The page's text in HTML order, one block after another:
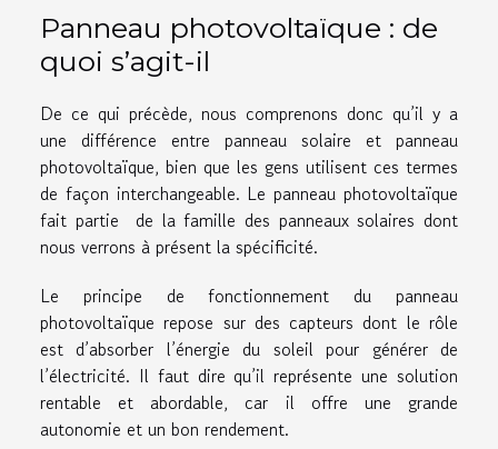
Panneau photovoltaïque : de
quoi s’agit-il
De ce qui précède, nous comprenons donc qu’il y a
une différence entre panneau solaire et panneau
photovoltaïque, bien que les gens utilisent ces termes
de façon interchangeable. Le panneau photovoltaïque
fait partie de la famille des panneaux solaires dont
nous verrons à présent la spécificité.
Le principe de fonctionnement du panneau
photovoltaïque repose sur des capteurs dont le rôle
est d’absorber l’énergie du soleil pour générer de
l’électricité. Il faut dire qu’il représente une solution
rentable et abordable, car il offre une grande
autonomie et un bon rendement.